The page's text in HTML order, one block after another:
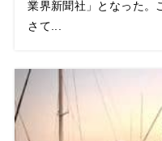
業界新聞社」となった。
さて...